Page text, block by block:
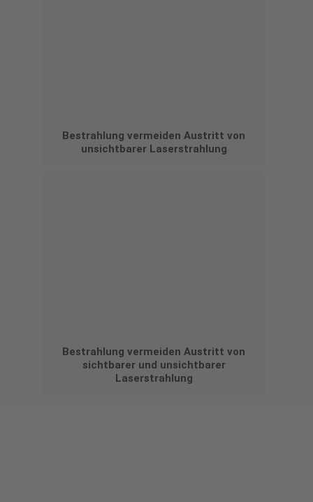
Bestrahlung vermeiden Austritt von
unsichtbarer Laserstrahlung
Bestrahlung vermeiden Austritt von
sichtbarer und unsichtbarer
Laserstrahlung